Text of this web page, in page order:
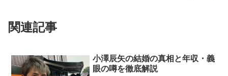
関連記事
小澤辰矢の結婚の真相と年収・義
眼の噂を徹底解説